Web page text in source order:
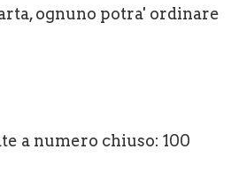
ognuno potra' ordinare
a numero chiuso: 100